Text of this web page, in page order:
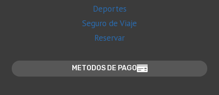
Deportes
Seguro de Viaje
Reservar
METODOS DE PAGO